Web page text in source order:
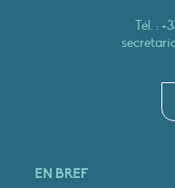
Tél. :
EN BREF